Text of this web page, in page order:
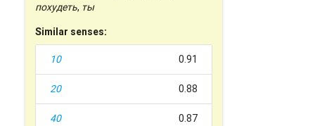
похудеть, ты
Similar senses:
10 0.91
20 0.88
40 0.87